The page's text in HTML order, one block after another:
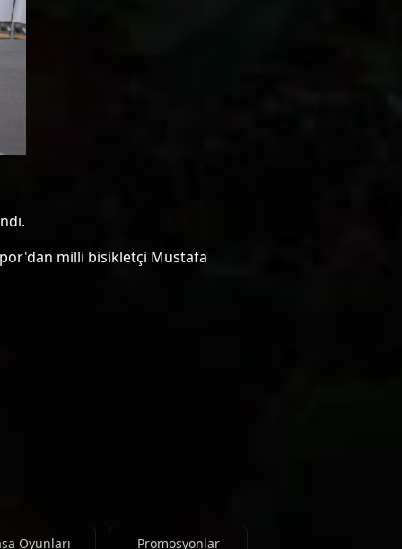
milli bisikletçi Mustafa
Oyunları Promosyonlar